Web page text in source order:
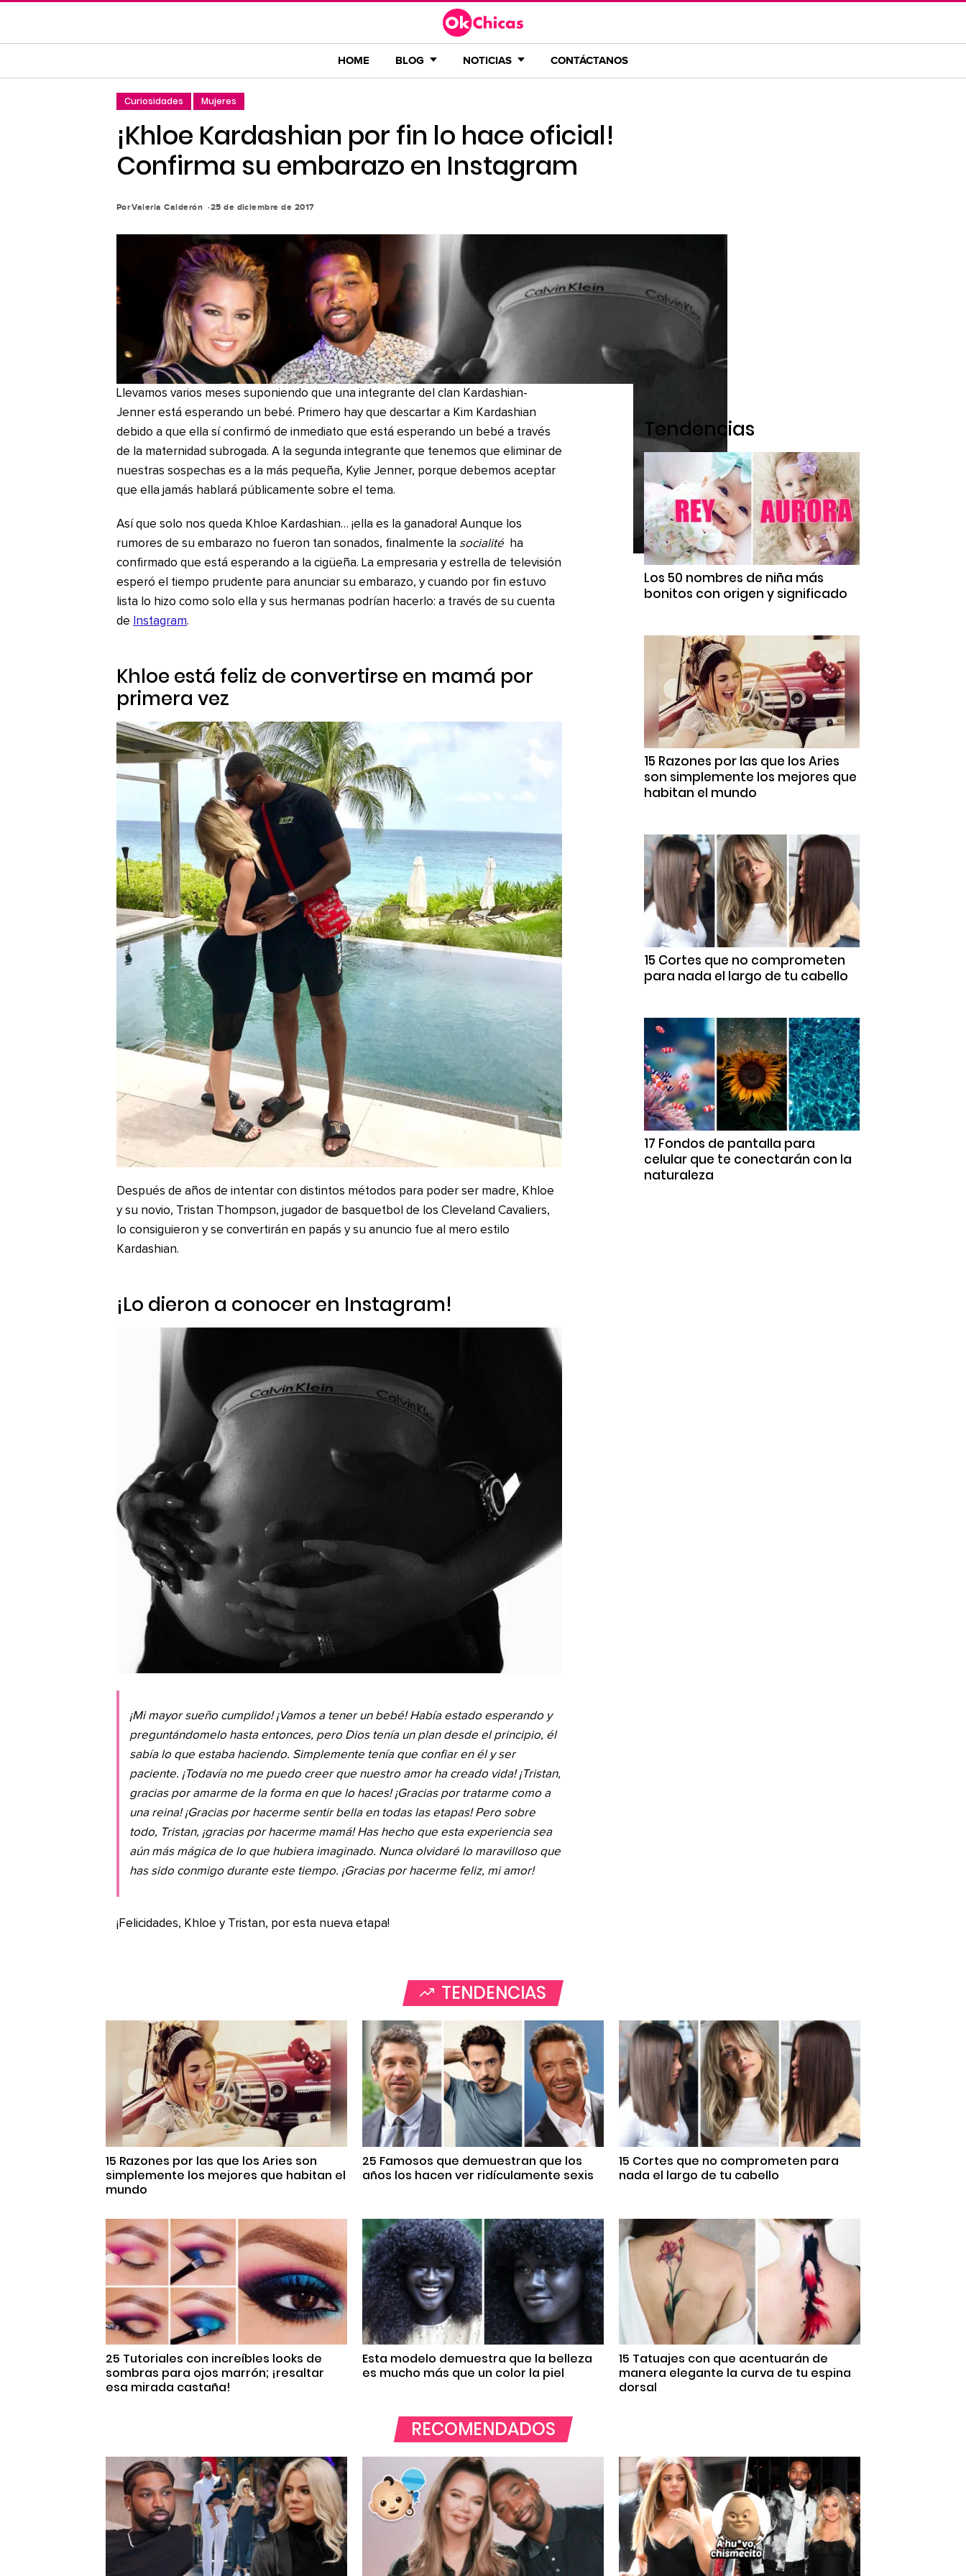
contenido
HOME BLOG NOTICIAS CONTÁCTANOS
Curiosidades Mujeres
¡Khloe Kardashian por fin lo hace oficial!
Confirma su embarazo en Instagram
PorValeria Calderón 25 de diciembre de 2017
Llevamos varios meses suponiendo que una integrante del clan Kardashian-
Jenner está esperando un bebé. Primero hay que descartar a Kim Kardashian
debido a que ella sí confirmó de inmediato que está esperando un bebé a través
de la maternidad subrogada. A la segunda integrante que tenemos que eliminar de
nuestras sospechas es a la más pequeña, Kylie Jenner, porque debemos aceptar
que ella jamás hablará públicamente sobre el tema.
Así que solo nos queda Khloe Kardashian… ¡ella es la ganadora! Aunque los
rumores de su embarazo no fueron tan sonados, finalmente la socialité
ha
confirmado que está esperando a la cigüeña. La empresaria y estrella de televisión
esperó el tiempo prudente para anunciar su embarazo, y cuando por fin estuvo
lista lo hizo como solo ella y sus hermanas podrían hacerlo: a través de su cuenta
de Instagram.
Khloe está feliz de convertirse en mamá por
primera vez
Después de años de intentar con distintos métodos para poder ser madre, Khloe
y su novio, Tristan Thompson, jugador de basquetbol de los Cleveland Cavaliers,
lo consiguieron y se convertirán en papás y su anuncio fue al mero estilo
Kardashian.
¡Lo dieron a conocer en Instagram!
¡Mi mayor sueño cumplido! ¡Vamos a tener un bebé! Había estado esperando y
preguntándomelo hasta entonces, pero Dios tenía un plan desde el principio, él
sabía lo que estaba haciendo. Simplemente tenía que confiar en él y ser
paciente. ¡Todavía no me puedo creer que nuestro amor ha creado vida! ¡Tristan,
gracias por amarme de la forma en que lo haces! ¡Gracias por tratarme como a
una reina! ¡Gracias por hacerme sentir bella en todas las etapas! Pero sobre
todo, Tristan, ¡gracias por hacerme mamá! Has hecho que esta experiencia sea
aún más mágica de lo que hubiera imaginado. Nunca olvidaré lo maravilloso que
has sido conmigo durante este tiempo. ¡Gracias por hacerme feliz, mi amor!
¡Felicidades, Khloe y Tristan, por esta nueva etapa!
Tendencias
Los 50 nombres de niña más
bonitos con origen y significado
15 Razones por las que los Aries
son simplemente los mejores que
habitan el mundo
15 Cortes que no comprometen
para nada el largo de tu cabello
17 Fondos de pantalla para
celular que te conectarán con la
naturaleza
TENDENCIAS
15 Razones por las que los Aries son
simplemente los mejores que habitan el
mundo
25 Famosos que demuestran que los
años los hacen ver ridículamente sexis
15 Cortes que no comprometen para
nada el largo de tu cabello
25 Tutoriales con increíbles looks de
sombras para ojos marrón; ¡resaltar
esa mirada castaña!
Esta modelo demuestra que la belleza
es mucho más que un color la piel
15 Tatuajes con que acentuarán de
manera elegante la curva de tu espina
dorsal
RECOMENDADOS